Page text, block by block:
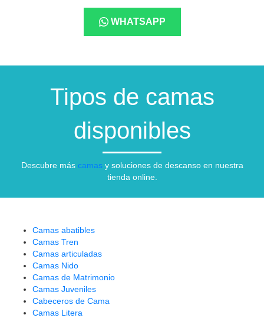
WHATSAPP
Tipos de camas
disponibles
Descubre más camas y soluciones de descanso en nuestra
tienda online.
Camas abatibles
Camas Tren
Camas articuladas
Camas Nido
Camas de Matrimonio
Camas Juveniles
Cabeceros de Cama
Camas Litera